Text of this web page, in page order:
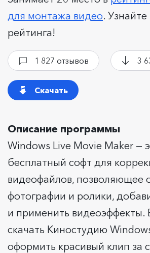
для монтажа видео.
рейтинга!
1 827 отзывов 3
Скачать
Описание программы
Windows Live Movie Maker —
бесплатный софт для
видеофайлов, позволяющее
фотографии и ролики,
и применить
скачать Киностудию
оформить красивый клип за